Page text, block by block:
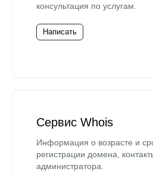
консультация по услугам.
Написать
Сервис Whois
Информация о возрасте и
регистрации домена,
администратора.